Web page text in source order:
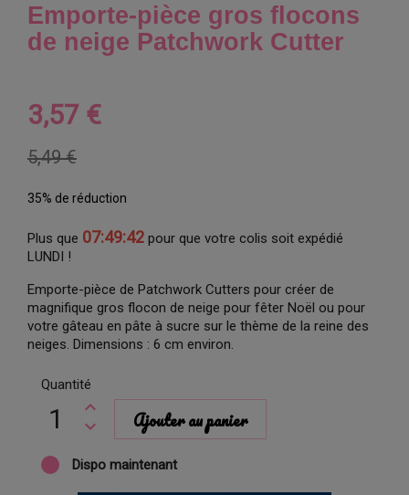
Emporte-pièce gros flocons
de neige Patchwork Cutter
3,57 €
5,49 €
35% de réduction
Plus que 07:49:41 pour que votre colis soit expédié
LUNDI !
Emporte-pièce de Patchwork Cutters pour créer de
magnifique gros flocon de neige pour fêter Noël ou pour
votre gâteau en pâte à sucre sur le thème de la reine des
neiges. Dimensions : 6 cm environ.
Quantité
Ajouter au panier
Dispo maintenant